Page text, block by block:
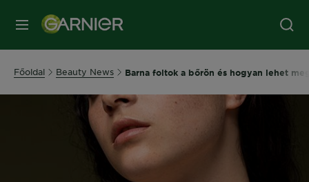
MENÜ
Főoldal Beauty News Barna foltok a bőrön és hogyan lehet